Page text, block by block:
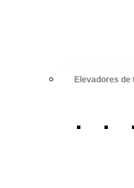
Elevadores